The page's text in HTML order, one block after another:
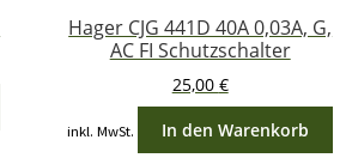
Hager CJG 441D 40A 0,03A, G,
AC FI Schutzschalter
25,00 €
inkl. MwSt. In den Warenkorb